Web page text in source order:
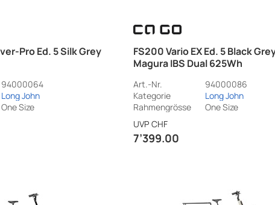
Pro Ed. 5 Silk Grey
94000064
Long John
One Size
FS200 Vario EX Ed. 5 Black
Magura IBS Dual 625Wh
Art.-Nr.
94000086
Kategorie
Long John
Rahmengrösse
One Size
UVP CHF
7’399.00